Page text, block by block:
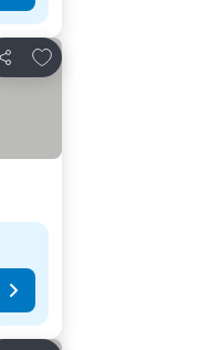
แชร์
เพิ่มในรายการโปรด